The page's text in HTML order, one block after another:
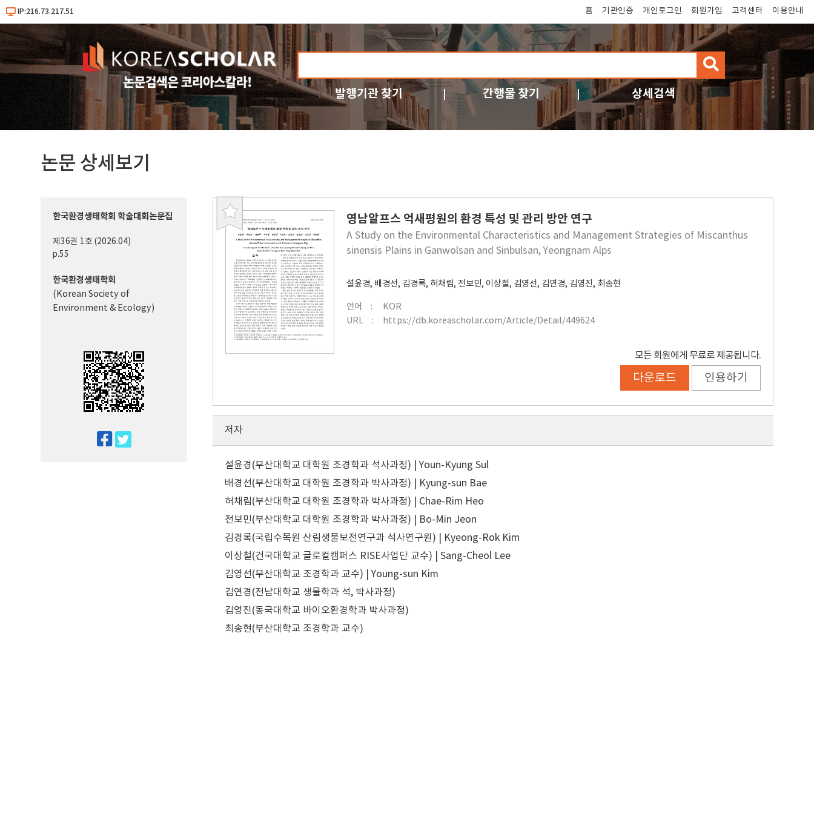
IP:216.73.217.51 홈 기관인증 개인로그인 회원가입 고객센터 이용안내
검
색
발행기관 찾기 간행물 찾기 상세검색
논문 상세보기
북
영남알프스 억새평원의 환경 특성 및 관리 방안 연구
A Study on the Environmental Characteristics and Management Strategies of Miscanthus
sinensis Plains in Ganwolsan and Sinbulsan, Yeongnam Alps
설윤경, 배경선, 김경록, 허채림, 전보민, 이상철, 김영선, 김연경, 김영진, 최송현
언어
KOR
URL
https://db.koreascholar.com/Article/Detail/449624
모든 회원에게 무료로 제공됩니다.
다운로드 인용하기
한국환경생태학회 학술대회논문집
제36권 1호 (2026.04)
p.55
한국환경생태학회
(Korean Society of
Environment & Ecology)
저자
설윤경(부산대학교 대학원 조경학과 석사과정) | Youn-Kyung Sul
배경선(부산대학교 대학원 조경학과 박사과정) | Kyung-sun Bae
허채림(부산대학교 대학원 조경학과 박사과정) | Chae-Rim Heo
전보민(부산대학교 대학원 조경학과 박사과정) | Bo-Min Jeon
김경록(국립수목원 산림생물보전연구과 석사연구원) | Kyeong-Rok Kim
이상철(건국대학교 글로컬캠퍼스 RISE사업단 교수) | Sang-Cheol Lee
김영선(부산대학교 조경학과 교수) | Young-sun Kim
김연경(전남대학교 생물학과 석, 박사과정)
김영진(동국대학교 바이오환경학과 박사과정)
최송현(부산대학교 조경학과 교수)